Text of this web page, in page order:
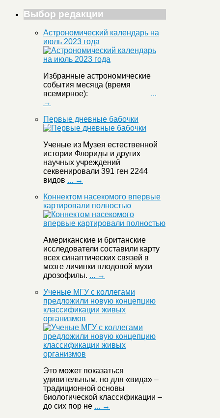
Выбор редакции
Астрономический календарь на
июль 2023 года
Избранные астрономические
события месяца (время
всемирное): ...
→
Первые дневные бабочки
Ученые из Музея естественной
истории Флориды и других
научных учреждений
секвенировали 391 ген 2244
видов ... →
Коннектом насекомого впервые
картировали полностью
Американские и британские
исследователи составили карту
всех синаптических связей в
мозге личинки плодовой мухи
дрозофилы. ... →
Ученые МГУ с коллегами
предложили новую концепцию
классификации живых
организмов
Это может показаться
удивительным, но для «вида» –
традиционной основы
биологической классификации –
до сих пор не ... →